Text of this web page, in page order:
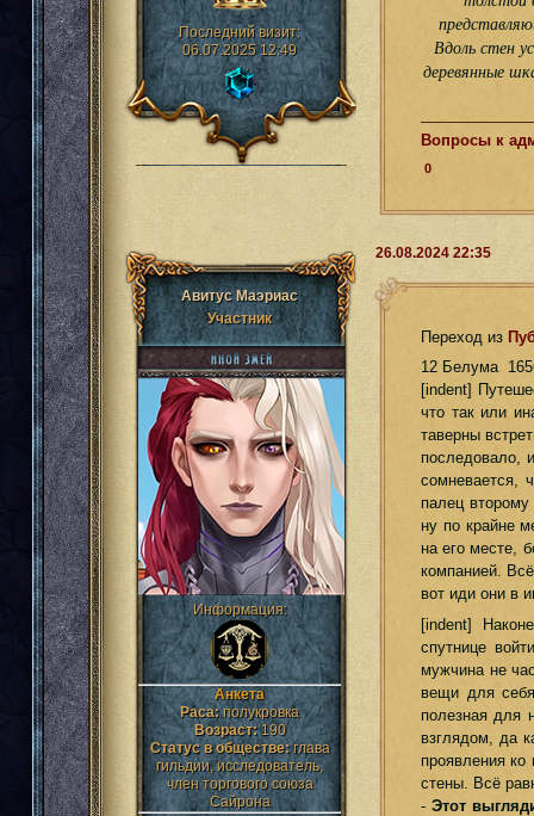
Последний визит:
06.07.2025 12:49
Вдоль стен
деревянные
Вопросы к
0
26.08.2024 22:35
Авитус Маэриас
Участник
Информация:
Анкета
Раса:полукровка
Возраст:190
Статус в обществе:глава
гильдии, исследователь,
член торгового союза
Сайрона
Переход из
12 Белума
[indent]
что так или
таверны
последовало,
сомневается,
палец
ну по крайне
на его месте,
компанией.
вот иди они в
[indent]
спутнице
мужчина не
вещи для
полезная для
взглядом, да
проявления
стены. Всё
- Этот